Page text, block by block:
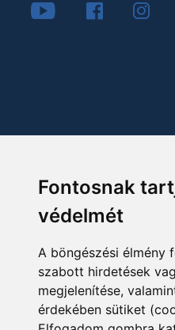
Fontosnak
védelmét
A böngészési élmény
szabott hirdetések
megjelenítése,
érdekében sütiket